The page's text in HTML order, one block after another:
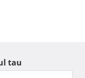
tau